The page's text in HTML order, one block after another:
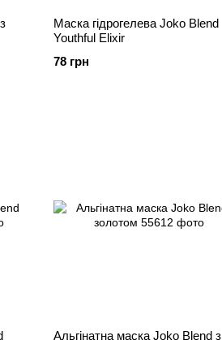
Маска гідрогелева Joko Blend
Youthful Elixir
78 грн
Альгінатна маска Joko Blend з